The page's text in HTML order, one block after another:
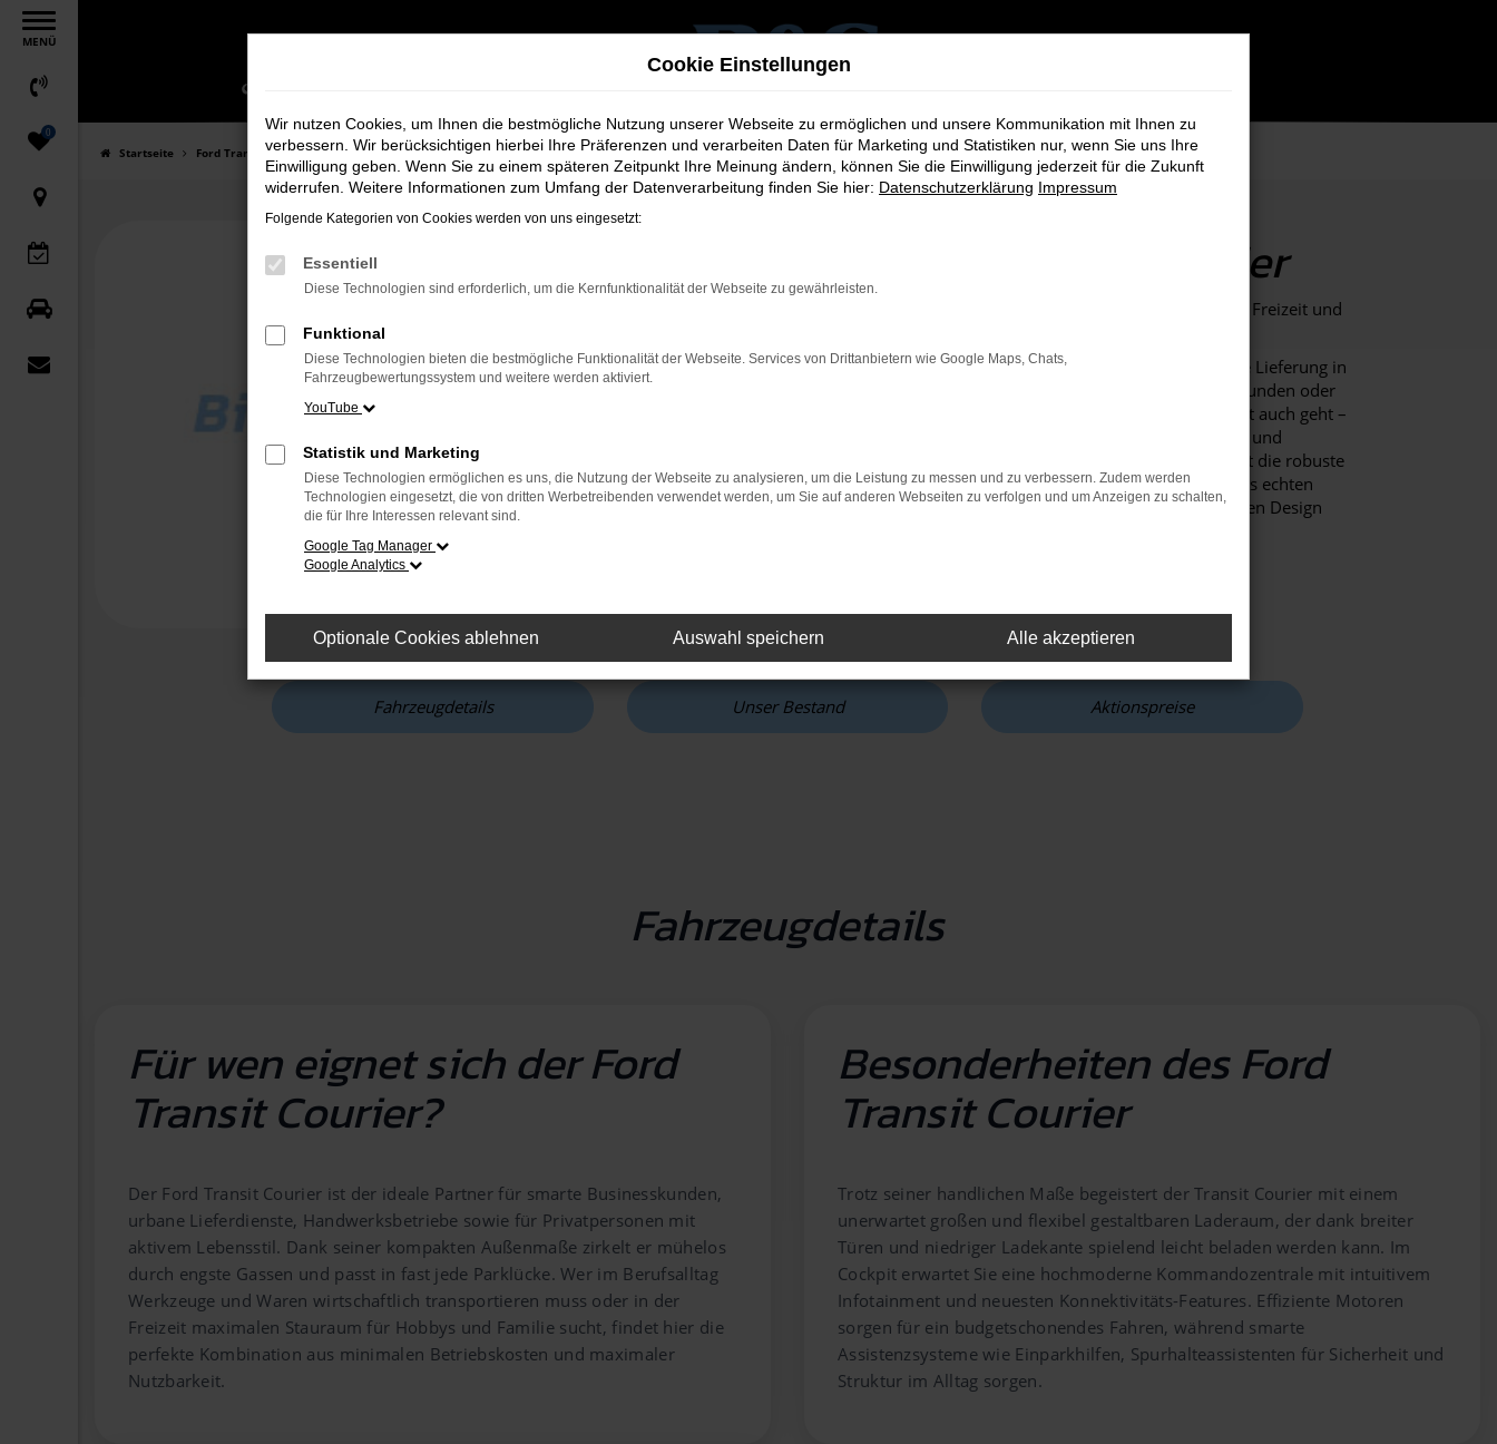
Zum
springen
MENÜ
0
Startseite Ford Transit Courier
Der Ford Transit Courier
Kompakt, wendig, smart – das Raumwunder für Business, Freizeit und
Das urbane Leben fordert maximale Effizienz. Die schnelle Lieferung in
der engen Innenstadt, der Transport von Werkzeug zum Kunden oder
der große Wocheneinkauf mit der Familie. Wohin die Fahrt auch geht –
der Ford Transit Courier bietet Ihnen maximale Flexibilität und
erstklassigen Fahrkomfort in jeder Situation. Er kombiniert die robuste
Funktionalität und das beeindruckende Ladevolumen eines echten
Nutzfahrzeugs mit dem agilen Handling und dem modernen Design
CO₂-Klasse: D - E
Fahrzeugdetails Unser Bestand Aktionspreise
Fahrzeugdetails
Für wen eignet sich der Ford
Transit Courier?
Der Ford Transit Courier ist der ideale Partner für smarte Businesskunden,
urbane Lieferdienste, Handwerksbetriebe sowie für Privatpersonen mit
aktivem Lebensstil. Dank seiner kompakten Außenmaße zirkelt er mühelos
durch engste Gassen und passt in fast jede Parklücke. Wer im Berufsalltag
Werkzeuge und Waren wirtschaftlich transportieren muss oder in der
Freizeit maximalen Stauraum für Hobbys und Familie sucht, findet hier die
perfekte Kombination aus minimalen Betriebskosten und maximaler
Nutzbarkeit.
Besonderheiten des Ford
Transit Courier
Trotz seiner handlichen Maße begeistert der Transit Courier mit einem
unerwartet großen und flexibel gestaltbaren Laderaum, der dank breiter
Türen und niedriger Ladekante spielend leicht beladen werden kann. Im
Cockpit erwartet Sie eine hochmoderne Kommandozentrale mit intuitivem
Infotainment und neuesten Konnektivitäts-Features. Effiziente Motoren
sorgen für ein budgetschonendes Fahren, während smarte
Assistenzsysteme wie Einparkhilfen, Spurhalteassistenten für Sicherheit und
Struktur im Alltag sorgen.
Cookie Einstellungen
Wir nutzen Cookies, um Ihnen die bestmögliche Nutzung unserer Webseite zu ermöglichen und unsere Kommunikation mit Ihnen zu
verbessern. Wir berücksichtigen hierbei Ihre Präferenzen und verarbeiten Daten für Marketing und Statistiken nur, wenn Sie uns Ihre
Einwilligung geben. Wenn Sie zu einem späteren Zeitpunkt Ihre Meinung ändern, können Sie die Einwilligung jederzeit für die Zukunft
widerrufen. Weitere Informationen zum Umfang der Datenverarbeitung finden Sie hier: Datenschutzerklärung Impressum
Folgende Kategorien von Cookies werden von uns eingesetzt:
Essentiell
Diese Technologien sind erforderlich, um die Kernfunktionalität der Webseite zu gewährleisten.
Funktional
Diese Technologien bieten die bestmögliche Funktionalität der Webseite. Services von Drittanbietern wie Google Maps, Chats,
Fahrzeugbewertungssystem und weitere werden aktiviert.
YouTube
Statistik und Marketing
Diese Technologien ermöglichen es uns, die Nutzung der Webseite zu analysieren, um die Leistung zu messen und zu verbessern. Zudem werden
Technologien eingesetzt, die von dritten Werbetreibenden verwendet werden, um Sie auf anderen Webseiten zu verfolgen und um Anzeigen zu schalten,
die für Ihre Interessen relevant sind.
Google Tag Manager
Google Analytics
Optionale Cookies ablehnen Auswahl speichern Alle akzeptieren